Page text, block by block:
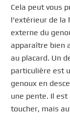
Cela peut vous
l’extérieur de
externe du
apparaître bien
au placard. Un
particulière est
genoux en
une pente. Il
toucher, mais